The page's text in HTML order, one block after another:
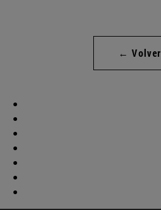
← Volver